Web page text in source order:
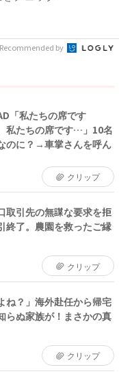
Recommended by
「私たちの席です
私たちの席です…」10名
のに？→車掌さんを呼ん
クリップ
取引先の無謀な要求を拒
終了。農園を救ったご縁
クリップ
ね？」海外赴任から帰宅
ぬ家族が！まさかの真
クリップ